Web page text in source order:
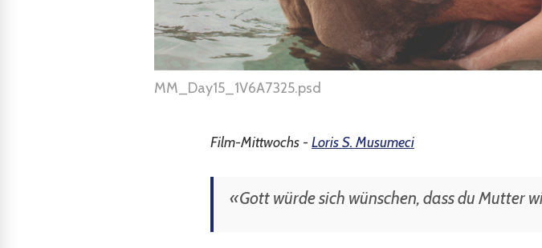
MM_Day15_1V6A7325.psd
Film-Mittwochs - Loris S. Musumeci
«Gott würde sich wünschen, dass du Mutter